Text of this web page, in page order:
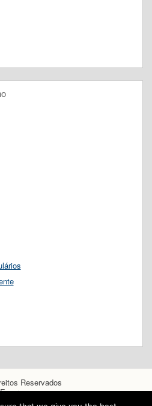
Reservados